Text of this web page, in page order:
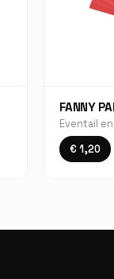
FANNY
Eventail
€ 1,20